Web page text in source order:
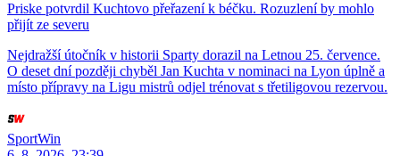
Priske potvrdil Kuchtovo přeřazení k béčku. Rozuzlení by mohlo
přijít ze severu
Nejdražší útočník v historii Sparty dorazil na Letnou 25. července.
O deset dní později chyběl Jan Kuchta v nominaci na Lyon úplně a
místo přípravy na Ligu mistrů odjel trénovat s třetiligovou rezervou.
SportWin